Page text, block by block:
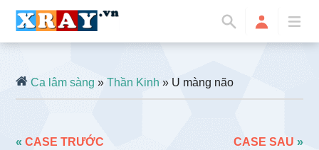
Ca lâm sàng »Thần Kinh » U màng não
«CASE TRƯỚC CASE SAU »